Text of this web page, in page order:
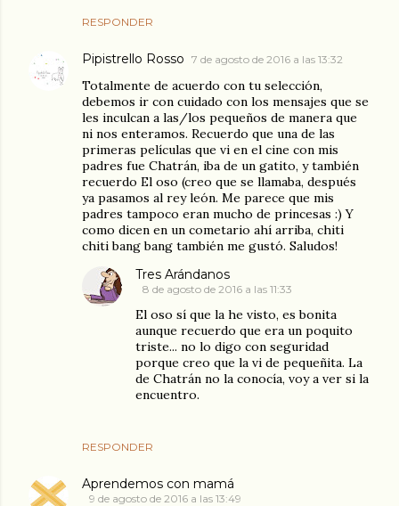
RESPONDER
Pipistrello Rosso 7 de agosto de 2016 a las 13:32
Totalmente de acuerdo con tu selección,
debemos ir con cuidado con los mensajes que se
les inculcan a las/los pequeños de manera que
ni nos enteramos. Recuerdo que una de las
primeras películas que vi en el cine con mis
padres fue Chatrán, iba de un gatito, y también
recuerdo El oso (creo que se llamaba, después
ya pasamos al rey león. Me parece que mis
padres tampoco eran mucho de princesas :) Y
como dicen en un cometario ahí arriba, chiti
chiti bang bang también me gustó. Saludos!
RESPONDER
Tres Arándanos
8 de agosto de 2016 a las 11:33
El oso sí que la he visto, es bonita
aunque recuerdo que era un poquito
triste... no lo digo con seguridad
porque creo que la vi de pequeñita. La
de Chatrán no la conocía, voy a ver si la
encuentro.
Aprendemos con mamá
9 de agosto de 2016 a las 13:49